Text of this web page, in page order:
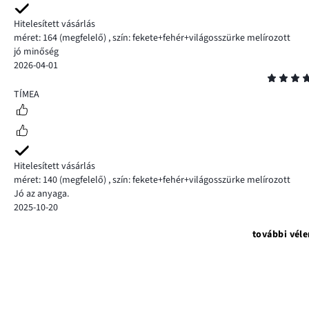
Hitelesített vásárlás
méret: 164 (megfelelő) ,szín: fekete+fehér+világosszürke melírozott
jó minőség
2026-04-01
4
TÍMEA
Hitelesített vásárlás
méret: 140 (megfelelő) ,szín: fekete+fehér+világosszürke melírozott
Jó az anyaga.
2025-10-20
további